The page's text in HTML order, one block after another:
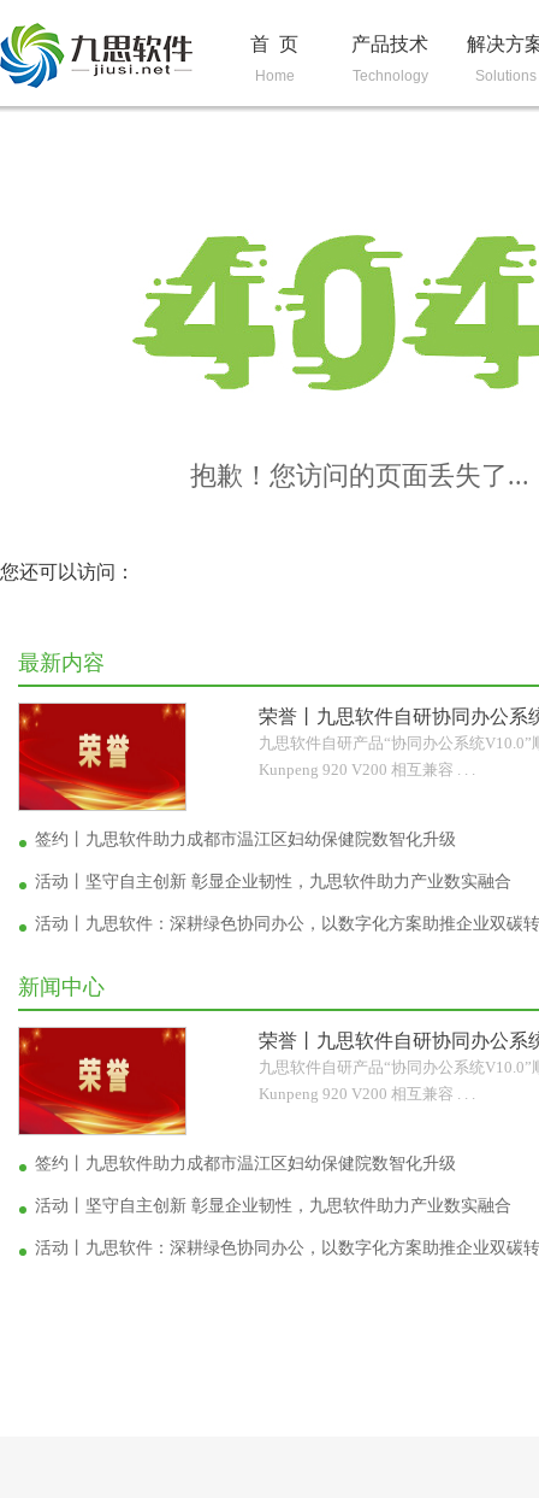
首 页
Home
产品技术
Technology
解决方
Solutions
抱歉！您访问的页面丢失了...
您还可以访问：
最新内容
荣誉丨九思软件自研协同办公系
九思软件自研产品“协同办公系统V10.0”
Kunpeng 920 V200 相互兼容 . . .
签约丨九思软件助力成都市温江区妇幼保健院数智化升级
活动丨坚守自主创新 彰显企业韧性，九思软件助力产业数实融合
活动丨九思软件：深耕绿色协同办公，以数字化方案助推企业双碳
新闻中心
荣誉丨九思软件自研协同办公系
九思软件自研产品“协同办公系统V10.0”
Kunpeng 920 V200 相互兼容 . . .
签约丨九思软件助力成都市温江区妇幼保健院数智化升级
活动丨坚守自主创新 彰显企业韧性，九思软件助力产业数实融合
活动丨九思软件：深耕绿色协同办公，以数字化方案助推企业双碳